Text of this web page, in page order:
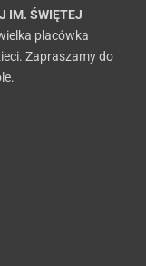
IM. ŚWIĘTEJ
placówka
Zapraszamy do